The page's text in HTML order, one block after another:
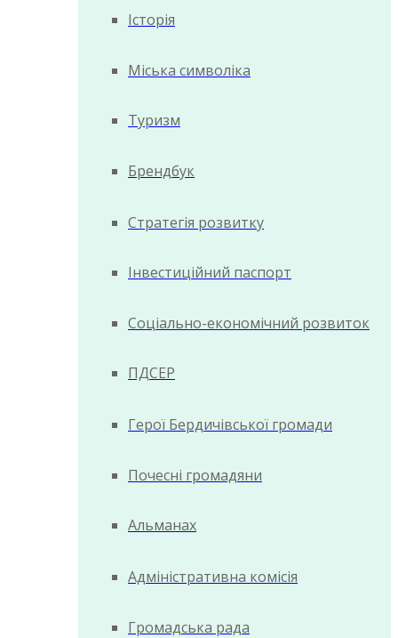
Історія
Міська символіка
Туризм
Брендбук
Стратегія розвитку
Інвестиційний паспорт
Соціально-економічний розвиток
ПДСЕР
Герої Бердичівської громади
Почесні громадяни
Альманах
Адміністративна комісія
Громадська рада